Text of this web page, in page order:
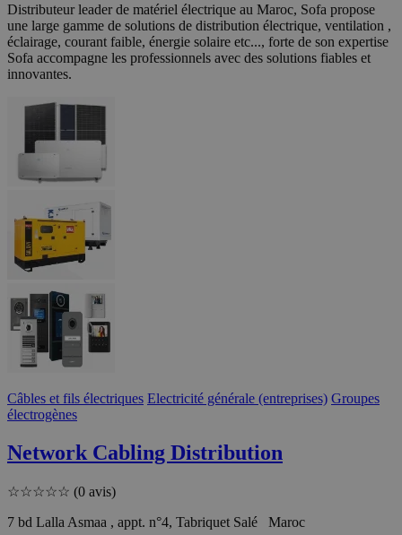
Distributeur leader de matériel électrique au Maroc, Sofa propose
une large gamme de solutions de distribution électrique, ventilation ,
éclairage, courant faible, énergie solaire etc..., forte de son expertise
Sofa accompagne les professionnels avec des solutions fiables et
innovantes.
Câbles et fils électriques Electricité générale (entreprises) Groupes
électrogènes
Network Cabling Distribution
☆☆☆☆☆ (0 avis)
7 bd Lalla Asmaa , appt. n°4, Tabriquet Salé Maroc